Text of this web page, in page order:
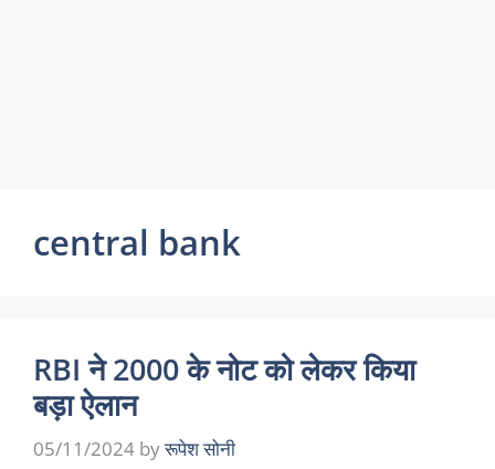
central bank
RBI ने 2000 के नोट को लेकर किया
बड़ा ऐलान
05/11/2024 byरूपेश सोनी